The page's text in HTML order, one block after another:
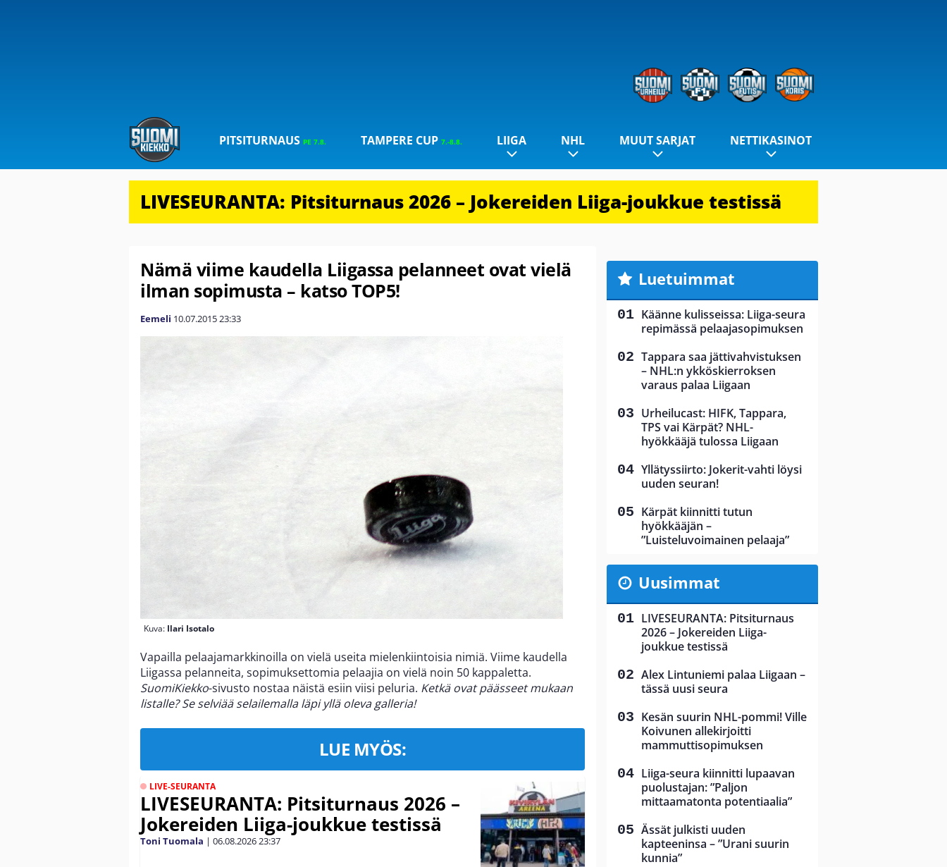
PITSITURNAUS PE 7.8. TAMPERE CUP 7.-8.8. LIIGA NHL MUUT SARJAT NETTIKASINOT
LIVESEURANTA: Pitsiturnaus 2026 – Jokereiden Liiga-joukkue testissä
Nämä viime kaudella Liigassa pelanneet ovat vielä
ilman sopimusta – katso TOP5!
Eemeli 10.07.201523:33
Kuva: Ilari Isotalo
Vapailla pelaajamarkkinoilla on vielä useita mielenkiintoisia nimiä. Viime kaudella
Liigassa pelanneita, sopimuksettomia pelaajia on vielä noin 50 kappaletta.
SuomiKiekko-sivusto nostaa näistä esiin viisi peluria. Ketkä ovat päässeet mukaan
listalle? Se selviää selailemalla läpi yllä oleva galleria!
LUE MYÖS:
LIVE-SEURANTA
LIVESEURANTA: Pitsiturnaus 2026 –
Jokereiden Liiga-joukkue testissä
Toni Tuomala | 06.08.202623:37
Luetuimmat
Käänne kulisseissa: Liiga-seura
repimässä pelaajasopimuksen
Tappara saa jättivahvistuksen
– NHL:n ykköskierroksen
varaus palaa Liigaan
Urheilucast: HIFK, Tappara,
TPS vai Kärpät? NHL-
hyökkääjä tulossa Liigaan
Yllätyssiirto: Jokerit-vahti löysi
uuden seuran!
Kärpät kiinnitti tutun
hyökkääjän –
”Luisteluvoimainen pelaaja”
Uusimmat
LIVESEURANTA: Pitsiturnaus
2026 – Jokereiden Liiga-
joukkue testissä
Alex Lintuniemi palaa Liigaan –
tässä uusi seura
Kesän suurin NHL-pommi! Ville
Koivunen allekirjoitti
mammuttisopimuksen
Liiga-seura kiinnitti lupaavan
puolustajan: ”Paljon
mittaamatonta potentiaalia”
Ässät julkisti uuden
kapteeninsa – ”Urani suurin
kunnia”